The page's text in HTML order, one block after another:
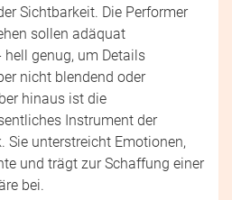
Sichtbarkeit. Die Performer
sollen adäquat
genug, um Details
nicht blendend oder
hinaus ist die
Instrument der
Sie unterstreicht Emotionen,
und trägt zur Schaffung einer
bei.